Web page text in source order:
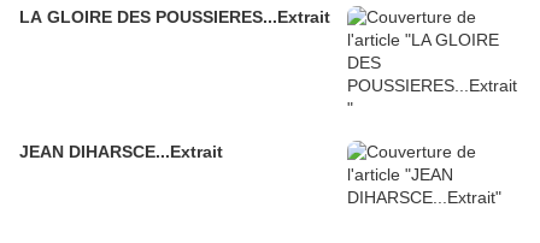
LA GLOIRE DES POUSSIERES...Extrait
JEAN DIHARSCE...Extrait